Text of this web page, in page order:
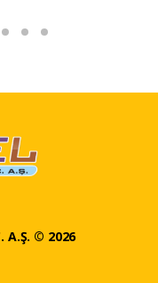
A.Ş. © 2026